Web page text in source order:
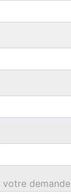
demande